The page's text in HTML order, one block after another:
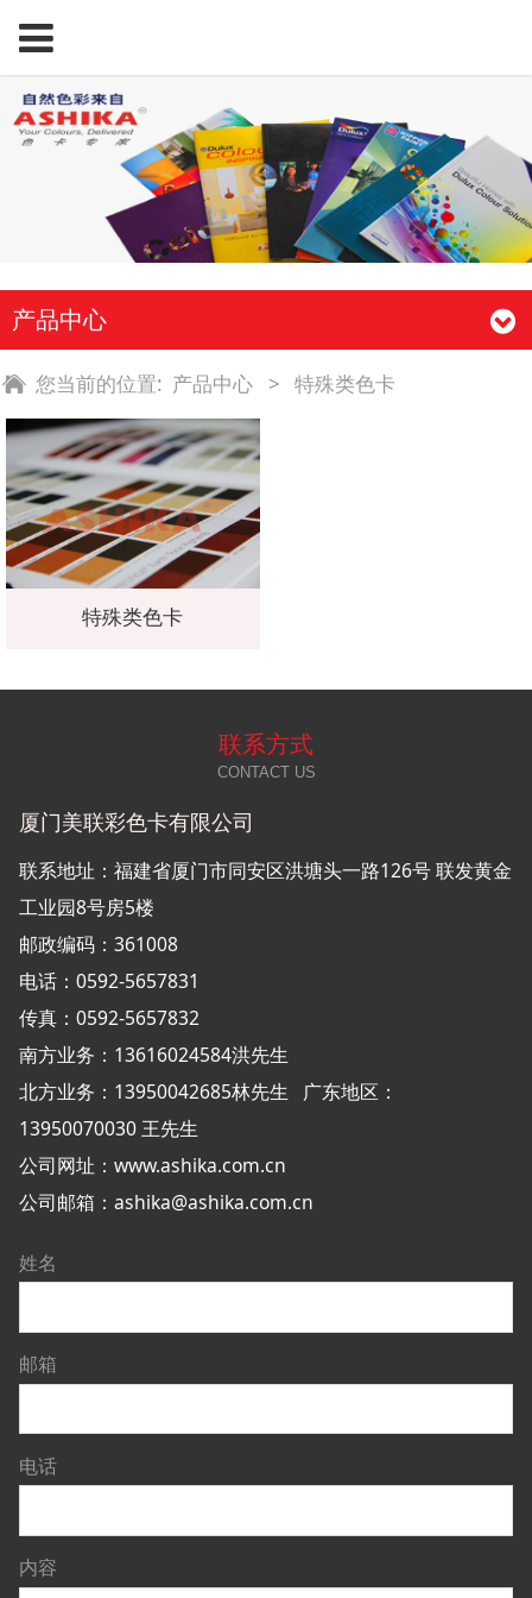
产品中心
您当前的位置: 产品中心 > 特殊类色卡
特殊类色卡
联系方式
CONTACT US
厦门美联彩色卡有限公司
联系地址：福建省厦门市同安区洪塘头一路126号 联发黄金
工业园8号房5楼
邮政编码：361008
电话： 0592-5657831
传真：0592-5657832
南方业务：13616024584洪先生
北方业务：13950042685林先生 广东地区：
13950070030 王先生
公司网址：www.ashika.com.cn
公司邮箱：ashika@ashika.com.cn
姓名
邮箱
电话
内容